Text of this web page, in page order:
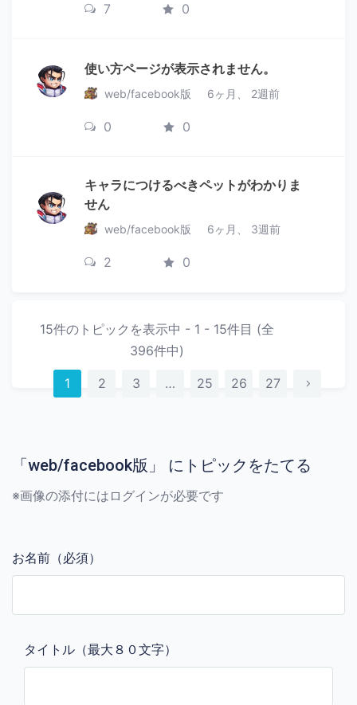
7 0
使い方ページが表示されません。
web/facebook版 6ヶ月、 2週前
0 0
キャラにつけるべきペットがわかりま
せん
web/facebook版 6ヶ月、 3週前
2 0
15件のトピックを表示中 - 1 - 15件目 (全
396件中)
1 2 3 … 25 26 27
「web/facebook版」 にトピックをたてる
※画像の添付にはログインが必要です
お名前（必須）
タイトル（最大８０文字）